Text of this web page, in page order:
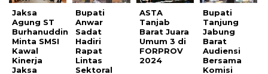
Jaksa
Agung ST
Burhanuddin
Minta SMSI
Kawal
Kinerja
Jaksa
Bupati
Anwar
Sadat
Hadiri
Rapat
Lintas
Sektoral
ASTA
Tanjab
Barat Juara
Umum 3 di
FORPROV
2024
Bupati
Tanjung
Jabung
Barat
Audiensi
Bersama
Komisi